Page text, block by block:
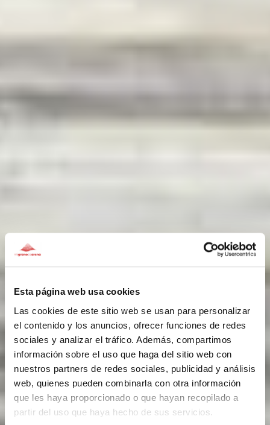
Esta página web usa cookies
Las cookies de este sitio web se usan para personalizar
el contenido y los anuncios, ofrecer funciones de redes
sociales y analizar el tráfico. Además, compartimos
información sobre el uso que haga del sitio web con
nuestros partners de redes sociales, publicidad y análisis
web, quienes pueden combinarla con otra información
que les haya proporcionado o que hayan recopilado a
partir del uso que haya hecho de sus servicios.